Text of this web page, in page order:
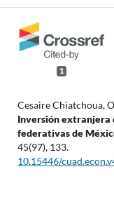
1
Cesaire Chiatchoua,
Inversión extranjera
federativas de
45(97), 133.
10.15446/